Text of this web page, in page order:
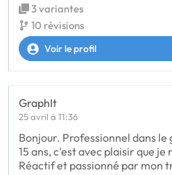
3 variantes
10 révisions
Voir le profil
GraphIt
25 avril à 11:36
Bonjour. Professionnel dans le
15 ans, c'est avec plaisir que
Réactif et passionné par mon